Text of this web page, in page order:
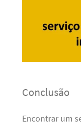
Conclusão
Encontrar um